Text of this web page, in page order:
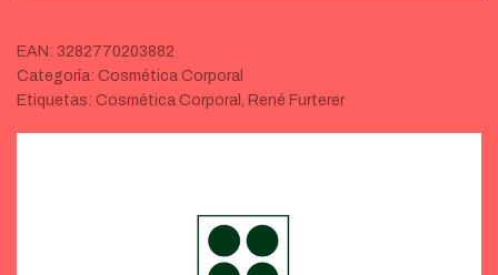
EAN: 3282770203882
Categoría: Cosmética Corporal
Etiquetas: Cosmética Corporal , René Furterer